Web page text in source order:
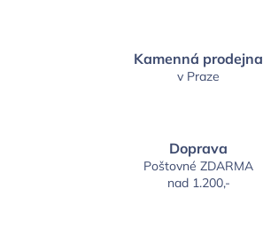
Kamenná prodejna
v Praze
Doprava
Poštovné ZDARMA
nad 1.200,-